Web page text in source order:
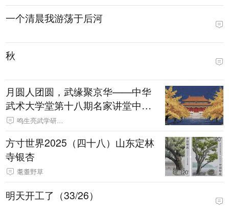
一个清晨我游荡于后河
秋
月圆人团圆，武缘聚京华——中华
武术大学堂第十八期名家讲堂中秋
特别邀约
鸣生亮武学研究会
方寸世界2025（四十八）山东定林
寺银杏
耄耋野草
明天开工了（33/26）